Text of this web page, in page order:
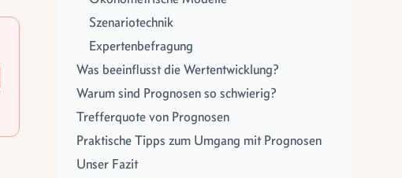
Szenariotechnik
Expertenbefragung
Was beeinflusst die Wertentwicklung?
Warum sind Prognosen so schwierig?
Trefferquote von Prognosen
Praktische Tipps zum Umgang mit Prognosen
Unser Fazit